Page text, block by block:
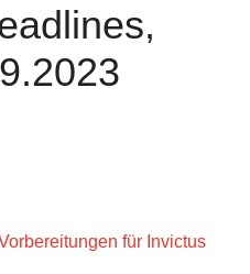
für Invictus